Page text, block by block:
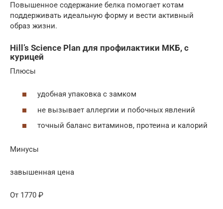
Повышенное содержание белка помогает котам
поддерживать идеальную форму и вести активный
образ жизни.
Hill’s Science Plan для профилактики МКБ, с
курицей
Плюсы
удобная упаковка с замком
не вызывает аллергии и побочных явлений
точный баланс витаминов, протеина и калорий
Минусы
завышенная цена
От 1770 ₽